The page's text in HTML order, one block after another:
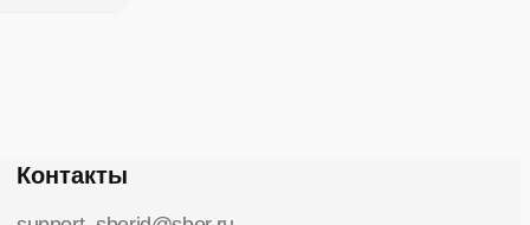
Контакты